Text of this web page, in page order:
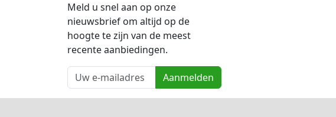
Meld u snel aan op onze
nieuwsbrief om altijd op de
hoogte te zijn van de meest
recente aanbiedingen.
Aanmelden